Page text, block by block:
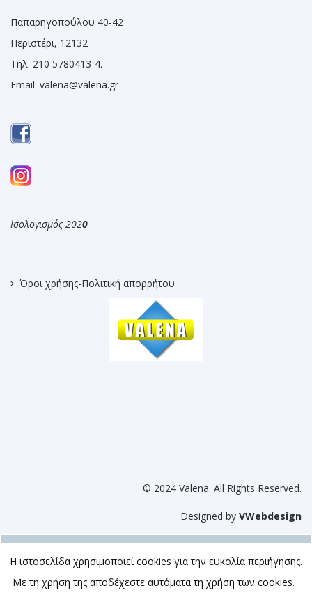
Παπαρηγοπούλου 40-42
Περιστέρι, 12132
Τηλ. 210 5780413-4.
Email: valena@valena.gr
Ισολογισμός 2020
Όροι χρήσης-Πολιτική απορρήτου
© 2024 Valena. All Rights Reserved.
Designed by VWebdesign
Η ιστοσελίδα χρησιμοποιεί cookies για την ευκολία περιήγησης.
Με τη χρήση της αποδέχεστε αυτόματα τη χρήση των cookies.